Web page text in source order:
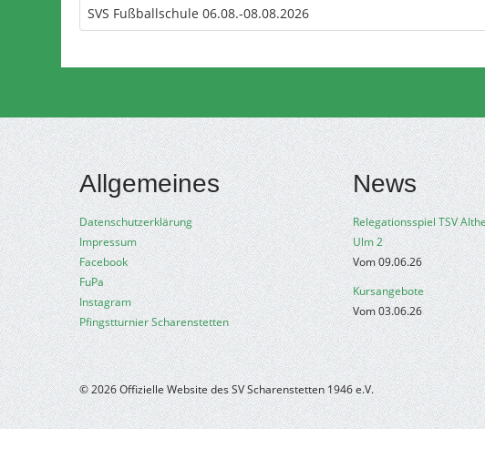
SVS Fußballschule 06.08.-08.08.2026
Allgemeines
Datenschutzerklärung
Impressum
Facebook
FuPa
Instagram
Pfingstturnier Scharenstetten
News
Relegationsspiel TSV
Ulm 2
Vom 09.06.26
Kursangebote
Vom 03.06.26
© 2026 Offizielle Website des SV Scharenstetten 1946 e.V.